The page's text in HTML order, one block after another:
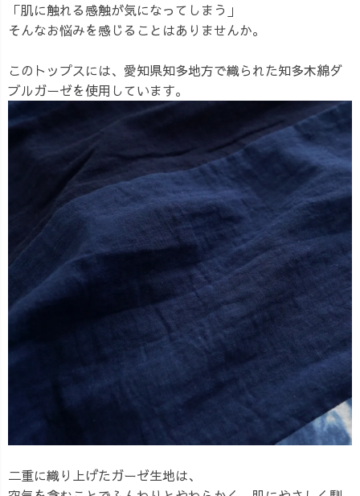
「肌に触れる感触が気になってしまう」
そんなお悩みを感じることはありませんか。
このトップスには、愛知県知多地方で織られた知多木綿ダ
ブルガーゼを使用しています。
二重に織り上げたガーゼ生地は、